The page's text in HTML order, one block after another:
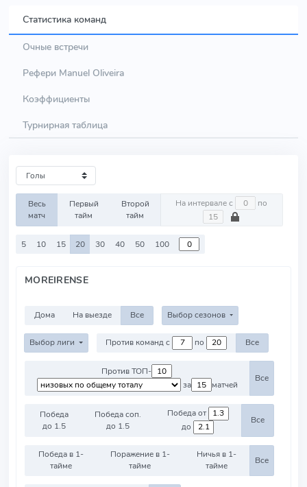
Статистика команд
Очные встречи
Рефери Manuel Oliveira
Коэффициенты
Турнирная таблица
Весь
матч
Первый
тайм
Второй
тайм
На интервале с по
5 10 15 20 30 40 50 100
MOREIRENSE
Дома На выезде Все Выбор сезонов
Выбор лиги Против команд с по Все
Против ТОП-
за
матчей
Все
Победа
до 1.5
Победа соп.
до 1.5
Победа от
до
Все
Победа в 1-
тайме
Поражение в 1-
тайме
Ничья в 1-
тайме
Все